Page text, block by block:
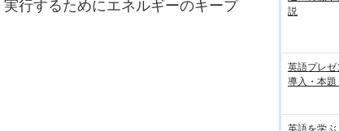
行するためにエネルギーのキープ
説
英語プレ
導入・本題
英語を学ぶ